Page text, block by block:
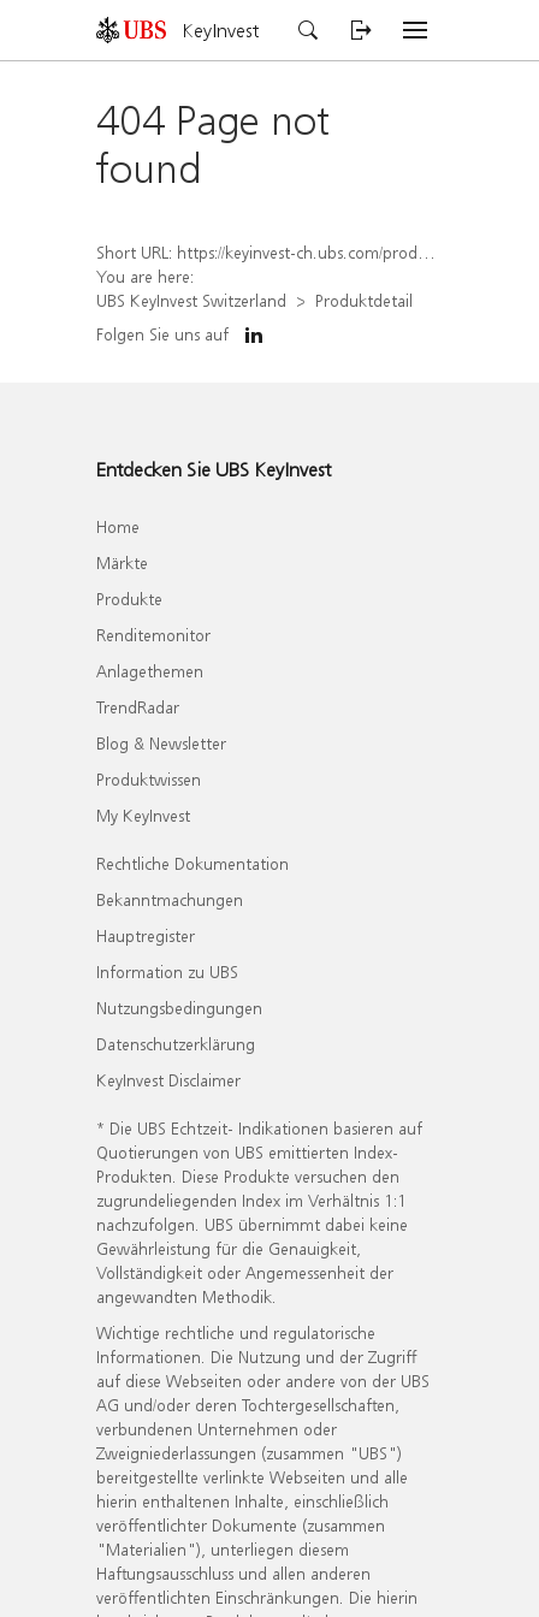
KeyInvest
404 Page not
found
Short URL: https://keyinvest-ch.ubs.com/produkt/detail/index/isin/CH1584635853
You are here:
UBS KeyInvest Switzerland
Produktdetail
Folgen Sie uns auf
Entdecken Sie UBS KeyInvest
Home
Märkte
Produkte
Renditemonitor
Anlagethemen
TrendRadar
Blog & Newsletter
Produktwissen
My KeyInvest
Rechtliche Dokumentation
Bekanntmachungen
Hauptregister
Information zu UBS
Nutzungsbedingungen
Datenschutzerklärung
KeyInvest Disclaimer
* Die UBS Echtzeit- Indikationen basieren auf
Quotierungen von UBS emittierten Index-
Produkten. Diese Produkte versuchen den
zugrundeliegenden Index im Verhältnis 1:1
nachzufolgen. UBS übernimmt dabei keine
Gewährleistung für die Genauigkeit,
Vollständigkeit oder Angemessenheit der
angewandten Methodik.
Wichtige rechtliche und regulatorische
Informationen. Die Nutzung und der Zugriff
auf diese Webseiten oder andere von der UBS
AG und/oder deren Tochtergesellschaften,
verbundenen Unternehmen oder
Zweigniederlassungen (zusammen "UBS")
bereitgestellte verlinkte Webseiten und alle
hierin enthaltenen Inhalte, einschließlich
veröffentlichter Dokumente (zusammen
"Materialien"), unterliegen diesem
Haftungsausschluss und allen anderen
veröffentlichten Einschränkungen. Die hierin